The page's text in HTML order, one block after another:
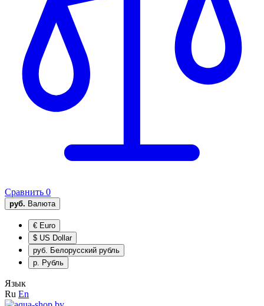
Сравнить 0
руб. Валюта
€ Euro
$ US Dollar
руб. Белорусский рубль
р. Рубль
Язык
Ru En